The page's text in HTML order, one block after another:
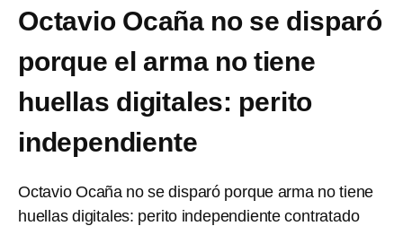
Octavio Ocaña no se disparó
porque el arma no tiene
huellas digitales: perito
independiente
Octavio Ocaña no se disparó porque arma no tiene
huellas digitales: perito independiente contratado